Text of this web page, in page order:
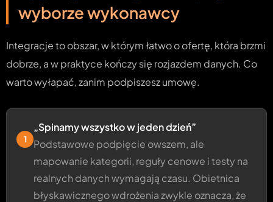
wyborze wykonawcy
Integracje to obszar, w którym łatwo o ofertę, która brzmi
dobrze, a w praktyce kończy się rozjazdem danych. Co
warto wyłapać, zanim podpiszesz umowę.
1
„Spinamy wszystko w jeden dzień”
Podstawowe podpięcie owszem, ale
mapowanie kategorii, reguły cenowe i testy na
realnych danych wymagają czasu. Obietnica
błyskawicznego wdrożenia zwykle oznacza, że